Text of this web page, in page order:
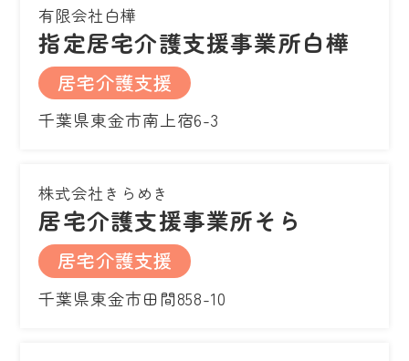
有限会社白樺
指定居宅介護支援事業所白樺
居宅介護支援
千葉県東金市南上宿6-3
株式会社きらめき
居宅介護支援事業所そら
居宅介護支援
千葉県東金市田間858-10